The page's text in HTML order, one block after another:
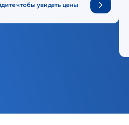
чтобы увидеть цены